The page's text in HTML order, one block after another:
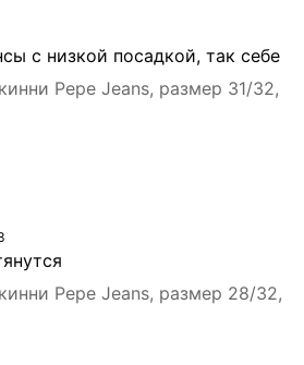
с низкой посадкой, так себе
Pepe Jeans, размер 31/32,
Pepe Jeans, размер 28/32,